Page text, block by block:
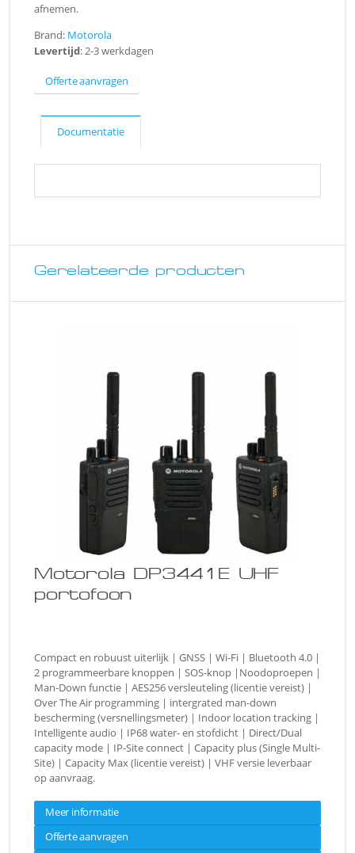
afnemen.
Brand: Motorola
Levertijd: 2-3 werkdagen
Offerte aanvragen
Documentatie
Gerelateerde producten
Motorola DP3441E UHF
portofoon
Compact en robuust uiterlijk | GNSS | Wi-Fi | Bluetooth 4.0 |
2 programmeerbare knoppen | SOS-knop |Noodoproepen |
Man-Down functie | AES256 versleuteling (licentie vereist) |
Over The Air programming | intergrated man-down
bescherming (versnellingsmeter) | Indoor location tracking |
Intelligente audio | IP68 water- en stofdicht | Direct/Dual
capacity mode | IP-Site connect | Capacity plus (Single Multi-
Site) | Capacity Max (licentie vereist) | VHF versie leverbaar
op aanvraag.
Meer informatie
Offerte aanvragen